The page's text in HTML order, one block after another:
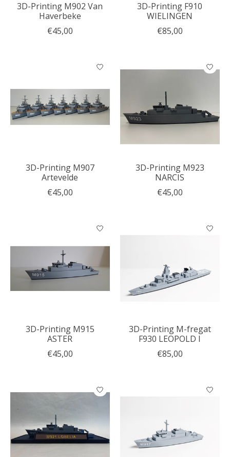
3D-Printing M902 Van
Haverbeke
€45,00
3D-Printing F910
WIELINGEN
€85,00
3D-Printing M907
Artevelde
€45,00
3D-Printing M923
NARCIS
€45,00
3D-Printing M915
ASTER
€45,00
3D-Printing M-fregat
F930 LEOPOLD I
€85,00